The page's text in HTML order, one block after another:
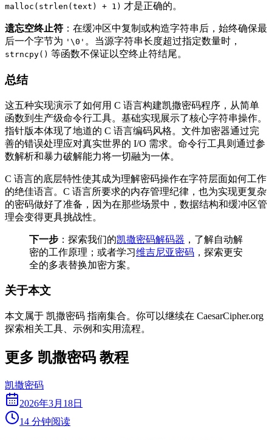
malloc(strlen(text) + 1) 才是正确的。
遗忘空终止符 ：在缓冲区中复制或构造字符串后，始终确保最
后一个字节为 '\0' 。当源字符串长度超过指定数量时，
strncpy() 等函数不保证以空终止符结尾。
总结
这五种实现演示了如何用 C 语言构建凯撒密码程序，从简单
函数到生产级命令行工具。基础实现展示了核心字符串操作。
指针版本体现了地道的 C 语言编码风格。文件加密器通过完
善的错误处理应对真实世界的 I/O 需求。命令行工具则通过参
数解析和暴力破解能力将一切融为一体。
C 语言的底层特性使其成为理解密码操作在字符层面如何工作
的绝佳语言。C 语言所要求的内存管理纪律，也为实现更复杂
的密码做好了准备，因为在那些场景中，数据结构和缓冲区管
理会变得更具挑战性。
下一步 ：探索我们的凯撒密码解码器 ，了解自动解
密的工作原理；或者学习维吉尼亚密码 ，探索更安
全的多表替换加密方案。
关于本文
本文属于 凯撒密码 指南集合。你可以继续在 CaesarCipher.org
探索相关工具、示例和实用流程。
更多 凯撒密码 教程
凯撒密码
2026年3月18日
14 分钟阅读